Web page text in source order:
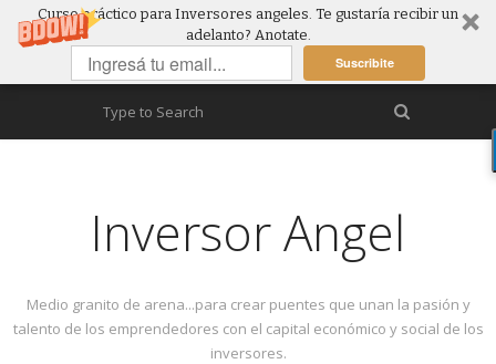
Curso práctico para Inversores angeles. Te gustaría recibir un
adelanto? Anotate.
Suscribite
Inversor Angel
Medio granito de arena...para crear puentes que unan la pasión y
talento de los emprendedores con el capital económico y social de los
inversores.